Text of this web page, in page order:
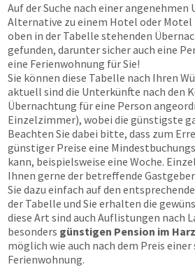
Auf der Suche nach einer
Alternative zu einem Hotel oder Motel
oben in der Tabelle stehenden
gefunden, darunter sicher auch eine
eine Ferienwohnung für Sie!
Sie können diese Tabelle nach Ihren
aktuell sind die Unterkünfte nach den
Übernachtung für eine Person
Einzelzimmer), wobei die günstigste
Beachten Sie dabei bitte, dass zum
günstiger Preise eine
kann, beispielsweise eine Woche.
Ihnen gerne der betreffende
Sie dazu einfach auf den
der Tabelle und Sie erhalten die
diese Art sind auch Auflistungen nach
besonders günstigen Pension im Harz
möglich wie auch nach dem Preis einer
Ferienwohnung.